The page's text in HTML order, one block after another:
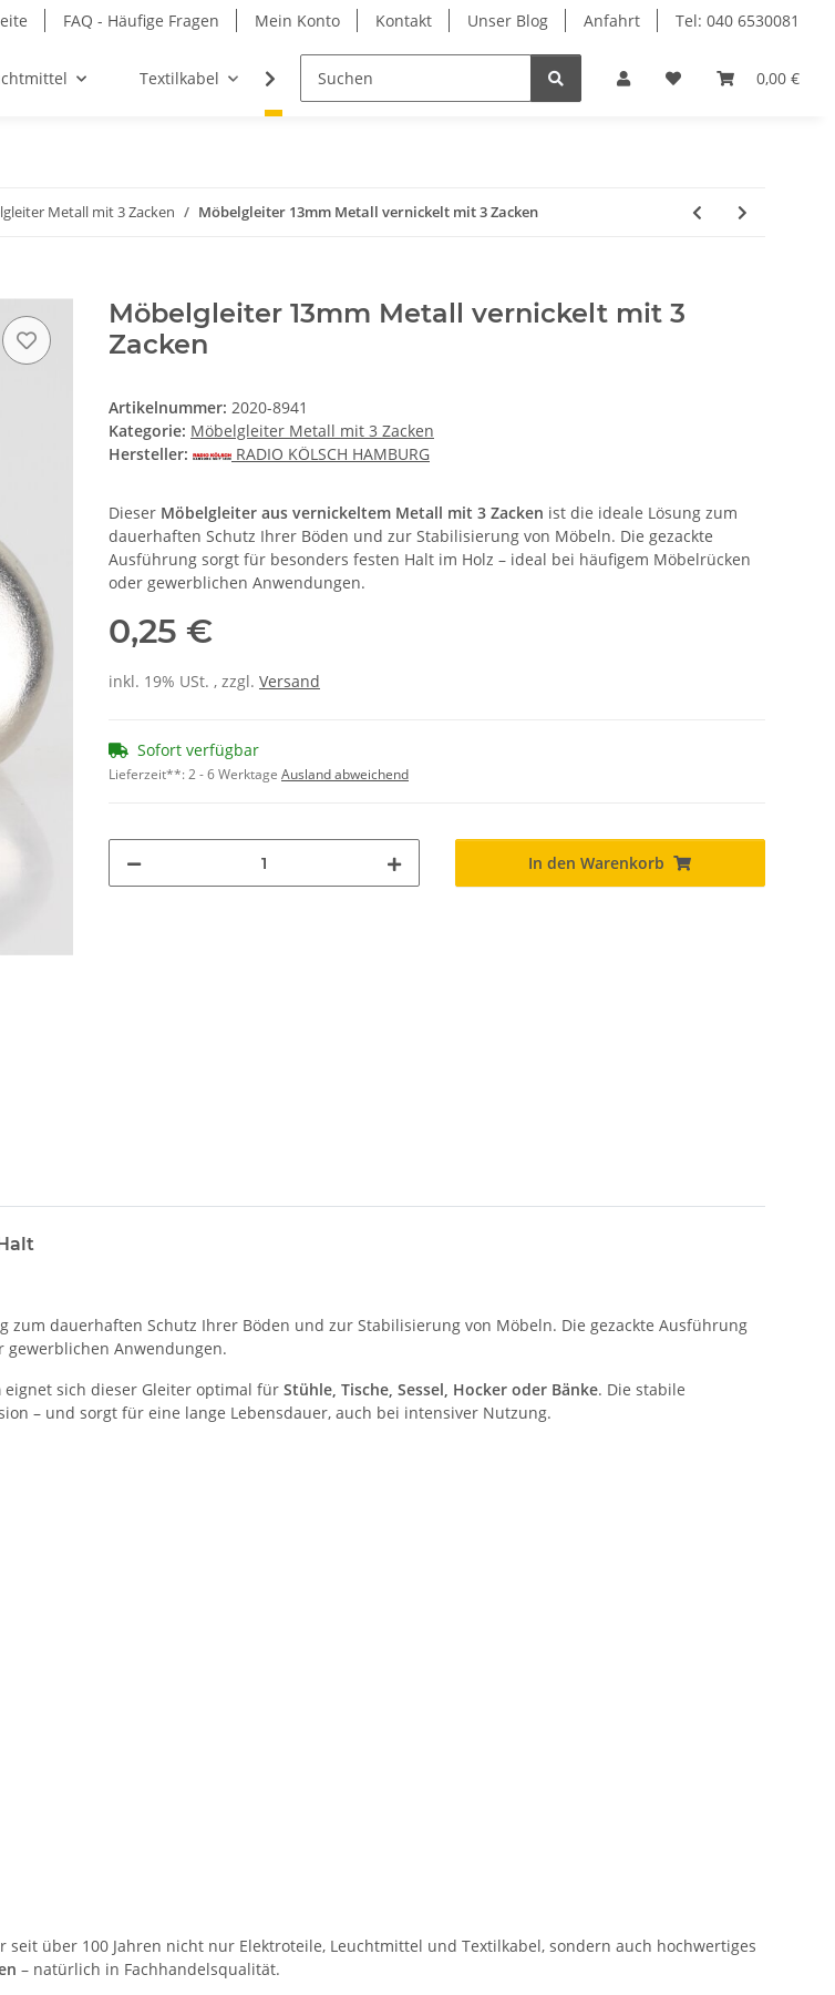
FAQ - Häufige Fragen Mein Konto Kontakt Unser Blog Anfahrt Tel: 040 6530081
0,00 €
Textilkabel Möbel-Ersatzteile Retouren-Shop
Metall mit 3 Zacken Möbelgleiter 13mm Metall vernickelt mit 3 Zacken
Möbelgleiter 13mm Metall vernickelt mit 3
Zacken
Artikelnummer: 2020-8941
Kategorie: Möbelgleiter Metall mit 3 Zacken
Hersteller:
RADIO KÖLSCH HAMBURG
Dieser Möbelgleiter aus vernickeltem Metall mit 3 Zacken ist die ideale Lösung zum
dauerhaften Schutz Ihrer Böden und zur Stabilisierung von Möbeln. Die gezackte
Ausführung sorgt für besonders festen Halt im Holz – ideal bei häufigem Möbelrücken
oder gewerblichen Anwendungen.
0,25 €
inkl. 19% USt. , zzgl. Versand
Sofort verfügbar
Lieferzeit**:2 - 6 Werktage Ausland abweichend
In den Warenkorb
zum dauerhaften Schutz Ihrer Böden und zur Stabilisierung von Möbeln. Die gezackte Ausführung
gewerblichen Anwendungen.
eignet sich dieser Gleiter optimal für Stühle, Tische, Sessel, Hocker oder Bänke. Die stabile
– und sorgt für eine lange Lebensdauer, auch bei intensiver Nutzung.
seit über 100 Jahren nicht nur Elektroteile, Leuchtmittel und Textilkabel, sondern auch hochwertiges
– natürlich in Fachhandelsqualität.